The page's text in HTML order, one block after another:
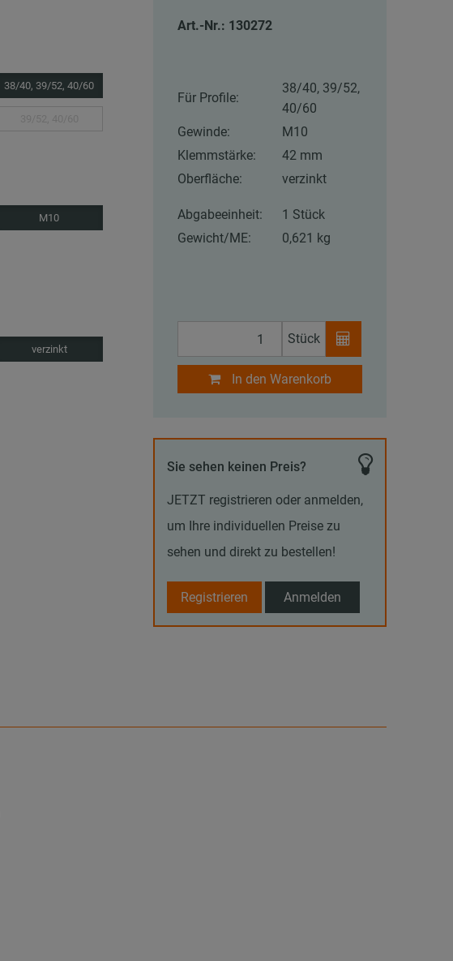
38/40, 39/52, 40/60
M10
verzinkt
Art.-Nr.: 130272
Für Profile:
38/40, 39/52,
40/60
Gewinde:
M10
Klemmstärke:
42 mm
Oberfläche:
verzinkt
Abgabeeinheit:
1 Stück
Gewicht/ME:
0,621 kg
Stück
In den Warenkorb
Sie sehen keinen Preis?
JETZT registrieren oder anmelden,
um Ihre individuellen Preise zu
sehen und direkt zu bestellen!
Registrieren Anmelden